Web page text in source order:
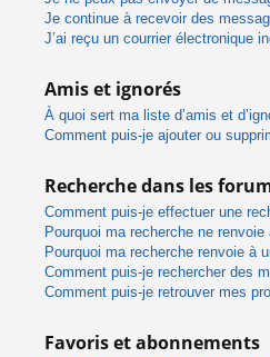
Je continue à recevoir des
J’ai reçu un courrier électronique
Amis et ignorés
À quoi sert ma liste d’amis et
Comment puis-je ajouter ou
Recherche dans les
Comment puis-je effectuer une
Pourquoi ma recherche ne
Pourquoi ma recherche renvoie à
Comment puis-je rechercher des
Comment puis-je retrouver mes
Favoris et abonnements